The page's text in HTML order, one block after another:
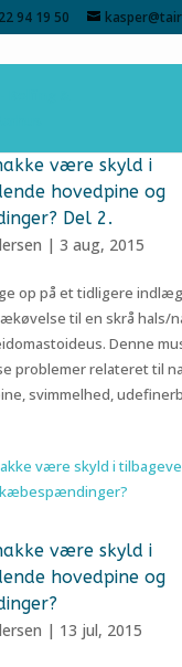
94 19 50
være skyld i
hovedpine og
Del 2.
| 3 aug, 2015
op på et tidligere
til en skrå hals/
Denne
problemer relateret til
svimmelhed,
være skyld i
hovedpine og
| 13 jul, 2015